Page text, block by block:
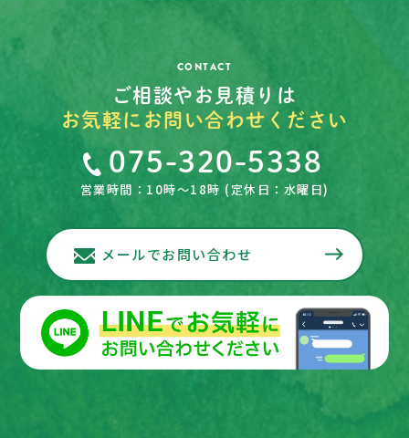
CONTACT
ご相談やお見積りは
お気軽にお問い合わせください
075-320-5338
営業時間：10時～18時 (定休日：水曜日)
メールでお問い合わせ